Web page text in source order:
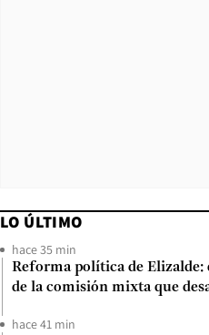
LO ÚLTIMO
hace 35 min
Reforma política de Elizalde:
de la comisión mixta que
hace 41 min